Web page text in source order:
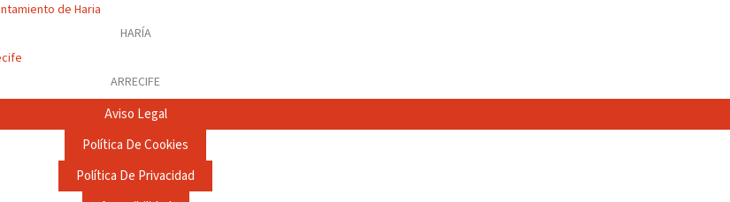
HARÍA
ARRECIFE
Aviso Legal
Política De Cookies
Política De Privacidad